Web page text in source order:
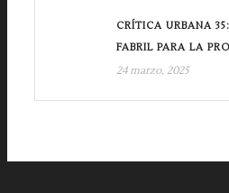
CRÍTICA URBANA
FABRIL PARA LA
24 marzo, 2025